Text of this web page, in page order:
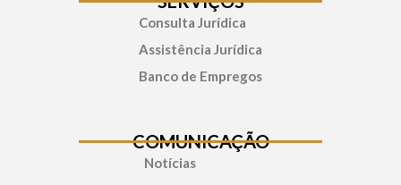
Consulta Jurídica
Assistência Jurídica
Banco de Empregos
COMUNICAÇÃO
Notícias